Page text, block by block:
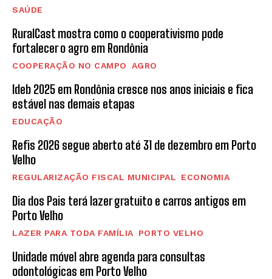
SAÚDE
RuralCast mostra como o cooperativismo pode
fortalecer o agro em Rondônia
COOPERAÇÃO NO CAMPO AGRO
Ideb 2025 em Rondônia cresce nos anos iniciais e fica
estável nas demais etapas
EDUCAÇÃO
Refis 2026 segue aberto até 31 de dezembro em Porto
Velho
REGULARIZAÇÃO FISCAL MUNICIPAL ECONOMIA
Dia dos Pais terá lazer gratuito e carros antigos em
Porto Velho
LAZER PARA TODA FAMÍLIA PORTO VELHO
Unidade móvel abre agenda para consultas
odontológicas em Porto Velho